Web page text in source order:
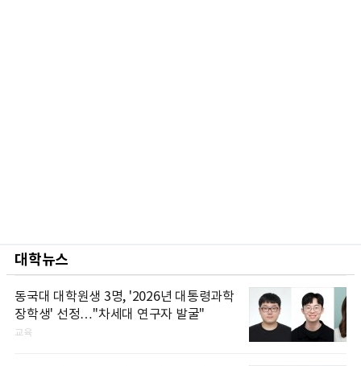
대학뉴스
동국대 대학원생 3명, '2026년 대통령과학
장학생' 선정…"차세대 연구자 발굴"
교육